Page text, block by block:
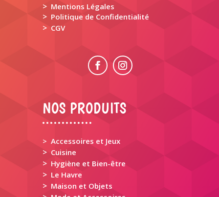
> Mentions Légales
> Politique de Confidentialité
> CGV
NOS PRODUITS
> Accessoires et Jeux
> Cuisine
> Hygiène et Bien-être
> Le Havre
> Maison et Objets